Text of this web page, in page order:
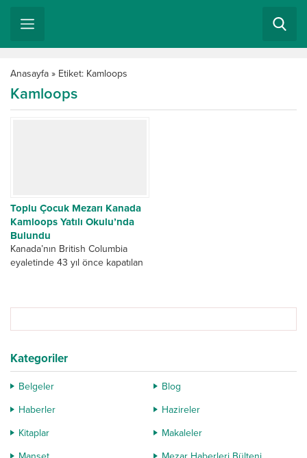
Anasayfa » Etiket: Kamloops
Kamloops
Toplu Çocuk Mezarı Kanada
Kamloops Yatılı Okulu’nda
Bulundu
Kanada’nın British Columbia
eyaletinde 43 yıl önce kapatılan
Kategoriler
Belgeler
Blog
Haberler
Hazireler
Kitaplar
Makaleler